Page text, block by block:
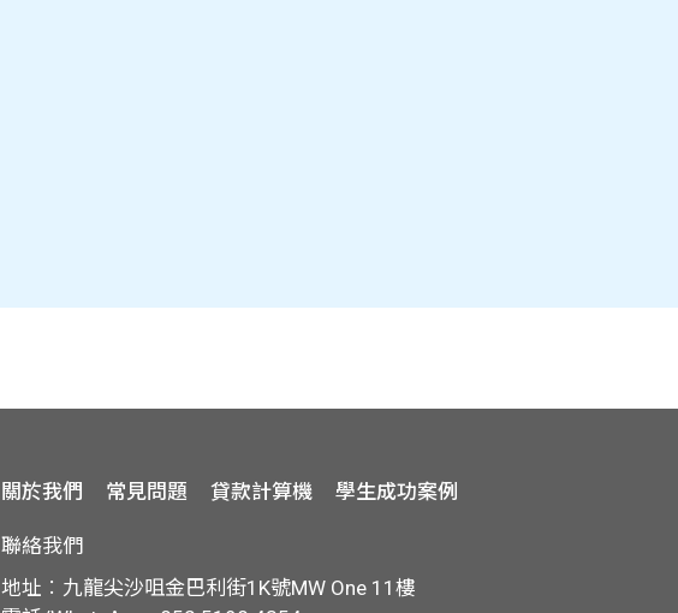
關於我們 常見問題 貸款計算機 學生成功案例
聯絡我們
地址︰九龍尖沙咀金巴利街1K號MW One 11樓